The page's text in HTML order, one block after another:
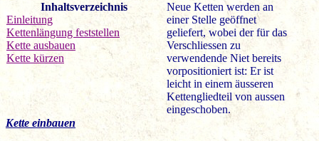
Inhaltsverzeichnis
Einleitung
Kettenlängung feststellen
Kette ausbauen
Kette kürzen
Neue Ketten werden an
einer Stelle geöffnet
geliefert, wobei der für das
Verschliessen zu
verwendende Niet bereits
vorpositioniert ist: Er ist
leicht in einem äusseren
Kettengliedteil von aussen
eingeschoben.
Kette einbauen